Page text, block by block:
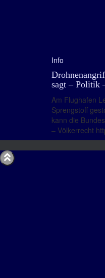
Info
sagt – Politik
Am Flughafen
Sprengstoff
kann die
– Völkerrecht